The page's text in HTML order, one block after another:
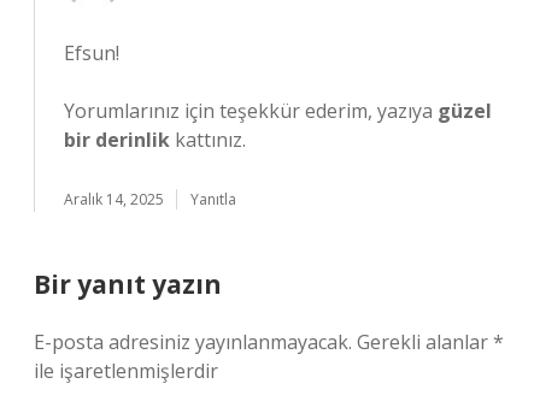
Efsun!
Yorumlarınız için teşekkür ederim, yazıya güzel
bir derinlik kattınız.
Aralık 14, 2025 Yanıtla
Bir yanıt yazın
E-posta adresiniz yayınlanmayacak. Gerekli alanlar*
ile işaretlenmişlerdir